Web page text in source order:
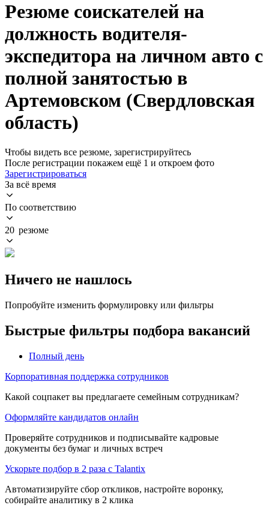
Резюме соискателей на
должность водителя-
экспедитора на личном авто с
полной занятостью в
Артемовском (Свердловская
область)
Чтобы видеть все резюме, зарегистрируйтесь
После регистрации покажем ещё 1 и откроем фото
Зарегистрироваться
За всё время
По соответствию
20 резюме
Ничего не нашлось
Попробуйте изменить формулировку или фильтры
Быстрые фильтры подбора вакансий
Полный день
Корпоративная поддержка сотрудников
Какой соцпакет вы предлагаете семейным сотрудникам?
Оформляйте кандидатов онлайн
Проверяйте сотрудников и подписывайте кадровые
документы без бумаг и личных встреч
Ускорьте подбор в 2 раза с Talantix
Автоматизируйте сбор откликов, настройте воронку,
собирайте аналитику в 2 клика